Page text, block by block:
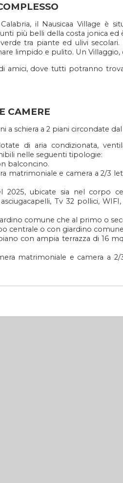
il Nausicaa Village è
più belli della costa jonica
tra piante ed ulivi
limpido e pulito. Un Villaggio,
amici, dove tutti potranno
CAMERE
schiera a 2 piani circondate
di aria condizionata,
nelle seguenti tipologie:
balconcino.
matrimoniale e camera a 2/3
2025, ubicate sia nel corpo
Tv 32 pollici,
comune che al primo o
centrale o con giardino
con ampia terrazza di 16
matrimoniale e camera a